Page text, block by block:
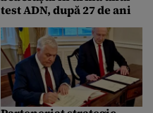
test ADN, după 27 de ani